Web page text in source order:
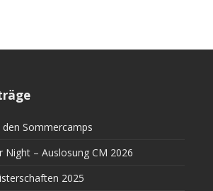
Sommercamps
Night – Auslosung CM 2026
2025